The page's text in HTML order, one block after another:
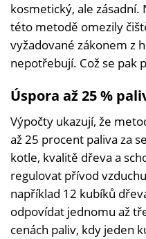
kosmetický, ale
této metodě omezily
vyžadované zákonem z
nepotřebují. Což se pak
Úspora až 25 %
Výpočty ukazují, že
až 25 procent paliva za
kotle, kvalitě dřeva a
regulovat přívod
například 12 kubíků
odpovídat jednomu až
cenách paliv, kdy jeden